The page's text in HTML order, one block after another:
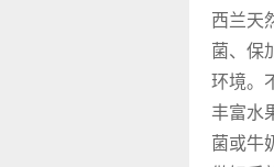
西兰天
菌、保
环境。
丰富水
菌或牛